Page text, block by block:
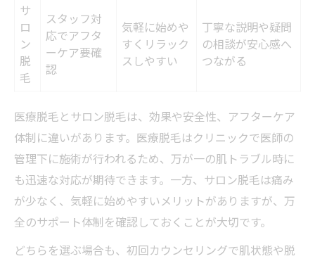
サ
ロ
ン
脱
毛
スタッフ対
応でアフタ
ーケア要確
認
気軽に始めや
すくリラック
スしやすい
丁寧な説明や疑問
の相談が安心感へ
つながる
医療脱毛とサロン脱毛は、効果や安全性、アフターケア
体制に違いがあります。医療脱毛はクリニックで医師の
管理下に施術が行われるため、万が一の肌トラブル時に
も迅速な対応が期待できます。一方、サロン脱毛は痛み
が少なく、気軽に始めやすいメリットがありますが、万
全のサポート体制を確認しておくことが大切です。
どちらを選ぶ場合も、初回カウンセリングで肌状態や脱